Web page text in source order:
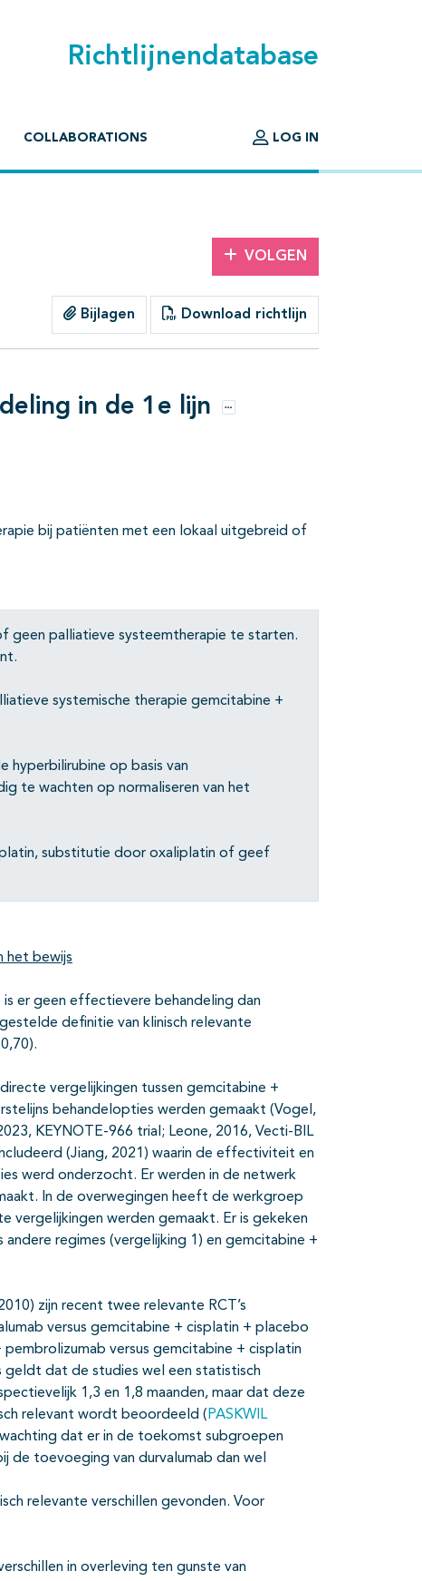
Richtlijnendatabase
COLLABORATIONS LOG IN
VOLGEN
Bijlagen Download richtlijn
in de 1e lijn Opties
bij patiënten met een lokaal uitgebreid of
geen palliatieve systeemtherapie te starten.
systemische therapie gemcitabine +
hyperbilirubine op basis van
te wachten op normaliseren van het
substitutie door oxaliplatin of geef
het bewijs
er geen effectievere behandeling dan
definitie van klinisch relevante
vergelijkingen tussen gemcitabine +
behandelopties werden gemaakt (Vogel,
KEYNOTE-966 trial; Leone, 2016, Vecti-BIL
(Jiang, 2021) waarin de effectiviteit en
werd onderzocht. Er werden in de netwerk
In de overwegingen heeft de werkgroep
vergelijkingen werden gemaakt. Er is gekeken
regimes (vergelijking 1) en gemcitabine +
zijn recent twee relevante RCT’s
versus gemcitabine + cisplatin + placebo
versus gemcitabine + cisplatin
geldt dat de studies wel een statistisch
1,3 en 1,8 maanden, maar dat deze
relevant wordt beoordeeld (PASKWIL
dat er in de toekomst subgroepen
de toevoeging van durvalumab dan wel
relevante verschillen gevonden. Voor
in overleving ten gunste van